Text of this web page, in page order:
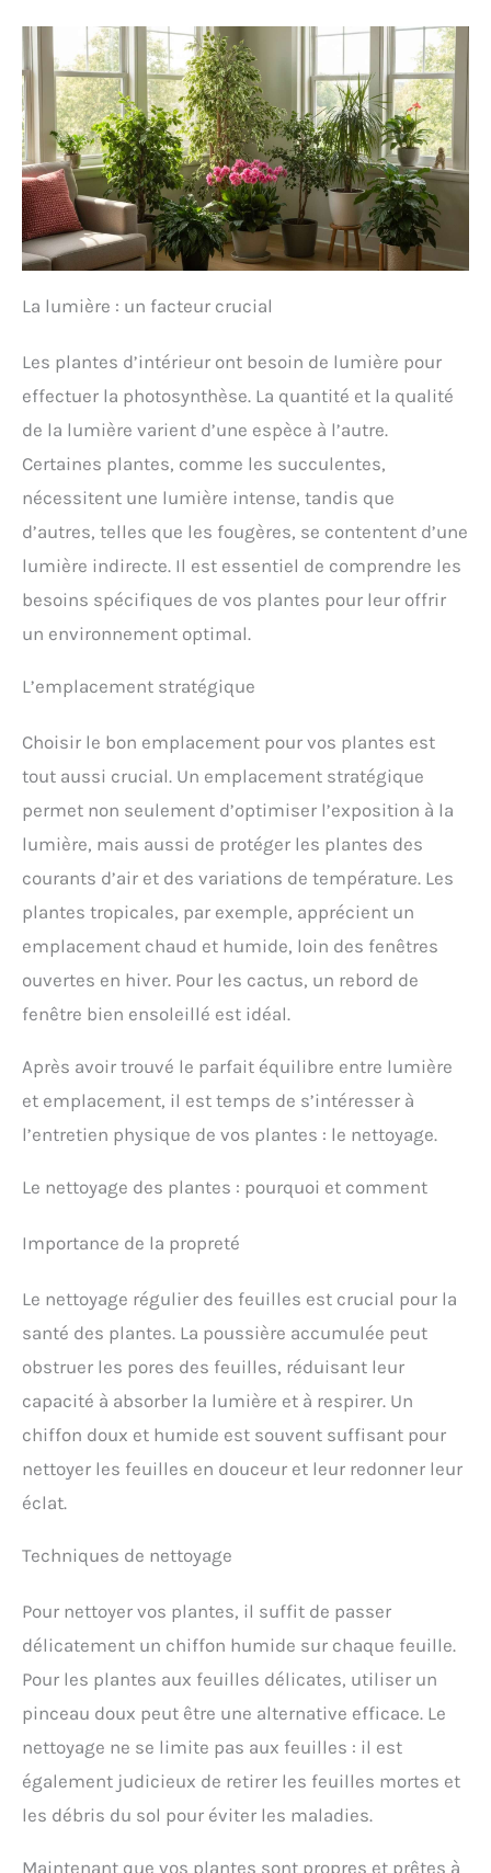
La lumière : un facteur crucial
Les plantes d’intérieur ont besoin de lumière pour
effectuer la photosynthèse. La quantité et la qualité
de la lumière varient d’une espèce à l’autre.
Certaines plantes, comme les succulentes,
nécessitent une lumière intense, tandis que
d’autres, telles que les fougères, se contentent d’une
lumière indirecte. Il est essentiel de comprendre les
besoins spécifiques de vos plantes pour leur offrir
un environnement optimal.
L’emplacement stratégique
Choisir le bon emplacement pour vos plantes est
tout aussi crucial. Un emplacement stratégique
permet non seulement d’optimiser l’exposition à la
lumière, mais aussi de protéger les plantes des
courants d’air et des variations de température. Les
plantes tropicales, par exemple, apprécient un
emplacement chaud et humide, loin des fenêtres
ouvertes en hiver. Pour les cactus, un rebord de
fenêtre bien ensoleillé est idéal.
Après avoir trouvé le parfait équilibre entre lumière
et emplacement, il est temps de s’intéresser à
l’entretien physique de vos plantes : le nettoyage.
Le nettoyage des plantes : pourquoi et comment
Importance de la propreté
Le nettoyage régulier des feuilles est crucial pour la
santé des plantes. La poussière accumulée peut
obstruer les pores des feuilles, réduisant leur
capacité à absorber la lumière et à respirer. Un
chiffon doux et humide est souvent suffisant pour
nettoyer les feuilles en douceur et leur redonner leur
éclat.
Techniques de nettoyage
Pour nettoyer vos plantes, il suffit de passer
délicatement un chiffon humide sur chaque feuille.
Pour les plantes aux feuilles délicates, utiliser un
pinceau doux peut être une alternative efficace. Le
nettoyage ne se limite pas aux feuilles : il est
également judicieux de retirer les feuilles mortes et
les débris du sol pour éviter les maladies.
Maintenant que vos plantes sont propres et prêtes à